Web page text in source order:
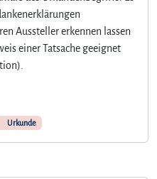
Aussteller erkennen lassen
einer Tatsache geeignet
Urkunde